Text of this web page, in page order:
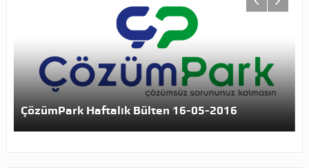
ÇözümPark Haftalık Bülten 16-05-2016